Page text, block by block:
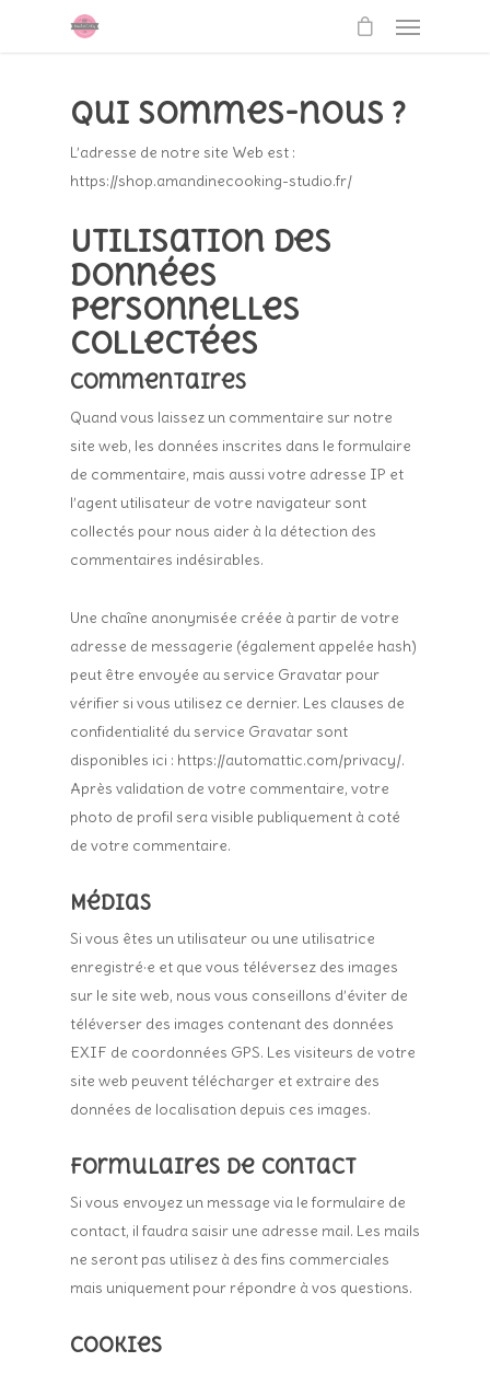
Qui sommes-nous ?
L’adresse de notre site Web est :
https://shop.amandinecooking-studio.fr/
Utilisation des
données
personnelles
collectées
Commentaires
Quand vous laissez un commentaire sur notre
site web, les données inscrites dans le formulaire
de commentaire, mais aussi votre adresse IP et
l’agent utilisateur de votre navigateur sont
collectés pour nous aider à la détection des
commentaires indésirables.
Une chaîne anonymisée créée à partir de votre
adresse de messagerie (également appelée hash)
peut être envoyée au service Gravatar pour
vérifier si vous utilisez ce dernier. Les clauses de
confidentialité du service Gravatar sont
disponibles ici : https://automattic.com/privacy/.
Après validation de votre commentaire, votre
photo de profil sera visible publiquement à coté
de votre commentaire.
Médias
Si vous êtes un utilisateur ou une utilisatrice
enregistré·e et que vous téléversez des images
sur le site web, nous vous conseillons d’éviter de
téléverser des images contenant des données
EXIF de coordonnées GPS. Les visiteurs de votre
site web peuvent télécharger et extraire des
données de localisation depuis ces images.
Formulaires de contact
Si vous envoyez un message via le formulaire de
contact, il faudra saisir une adresse mail. Les mails
ne seront pas utilisez à des fins commerciales
mais uniquement pour répondre à vos questions.
Cookies